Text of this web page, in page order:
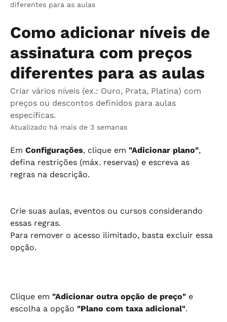
diferentes para as aulas
Como adicionar níveis de
assinatura com preços
diferentes para as aulas
Criar vários níveis (ex.: Ouro, Prata, Platina) com
preços ou descontos definidos para aulas
específicas.
Atualizado há mais de 3 semanas
Em Configurações, clique em "Adicionar plano",
defina restrições (máx. reservas) e escreva as
regras na descrição.
Crie suas aulas, eventos ou cursos considerando
essas regras.
Para remover o acesso ilimitado, basta excluir essa
opção.
Clique em "Adicionar outra opção de preço" e
escolha a opção "Plano com taxa adicional".